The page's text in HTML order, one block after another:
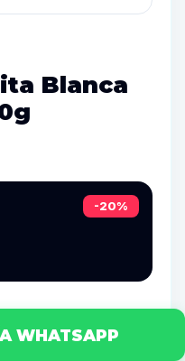
Blanca
-20%
WHATSAPP